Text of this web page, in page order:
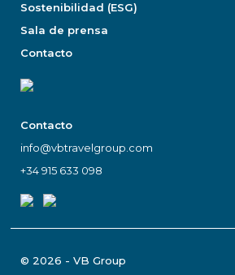
Sostenibilidad (ESG)
Sala de prensa
Contacto
Contacto
info@vbtravelgroup.com
+34 915 633 098
© 2026 - VB Group